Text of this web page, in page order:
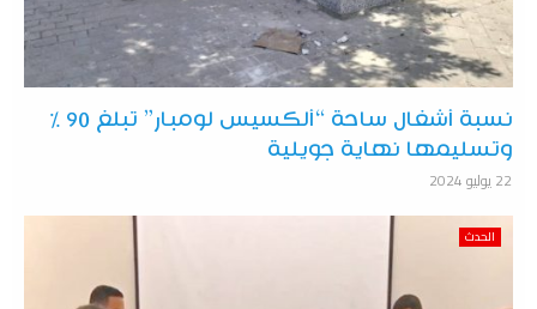
نسبة أشغال ساحة “ألكسيس لومبار” تبلغ 90 %
وتسليمها نهاية جويلية
22 يوليو 2024
الحدث